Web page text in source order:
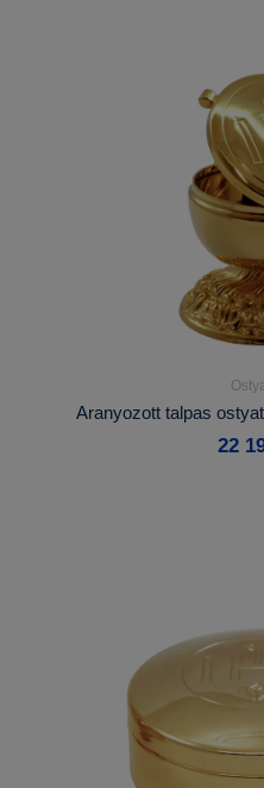
Aranyozott talpas
22